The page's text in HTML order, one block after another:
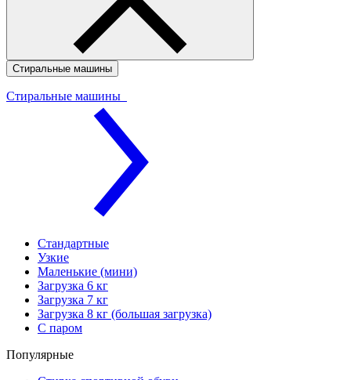
Стиральные машины
Стиральные машины
Стандартные
Узкие
Маленькие (мини)
Загрузка 6 кг
Загрузка 7 кг
Загрузка 8 кг (большая загрузка)
С паром
Популярные